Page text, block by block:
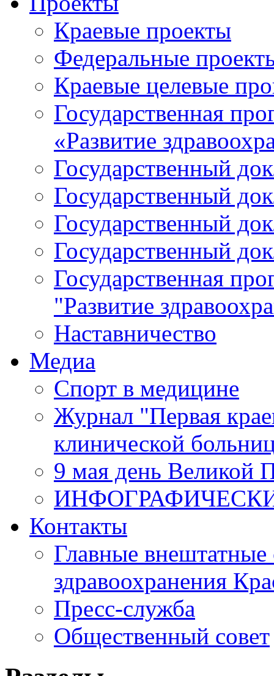
Краевые проекты
Федеральные
Краевые целевые
Государственная
«Развитие
Государственный
Государственный
Государственный
Государственный
Государственная
"Развитие
Наставничество
Медиа
Спорт в медицине
Журнал "Первая
клинической
9 мая день Великой
Контакты
Главные внештатные
здравоохранения
Пресс-служба
Общественный совет